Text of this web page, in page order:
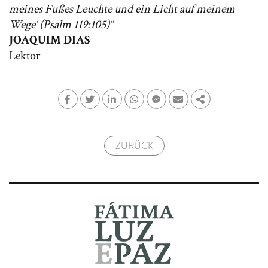
meines Fußes Leuchte und ein Licht auf meinem
Wege‘ (Psalm 119:105)“
JOAQUIM DIAS
Lektor
FACEBOOK
TWITTERLINKEDINWHATSAPP
FACEBOOK MESSENGER
E-MAILTEILEN
ZURÜCK